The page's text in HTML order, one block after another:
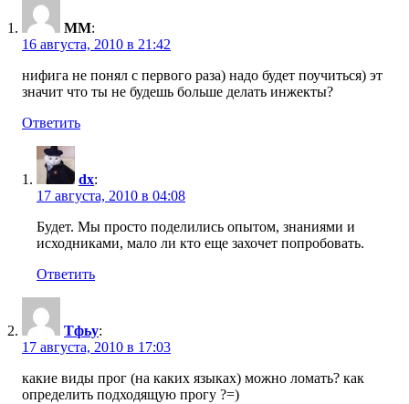
ММ:
16 августа, 2010 в 21:42
нифига не понял с первого раза) надо будет поучиться) эт
значит что ты не будешь больше делать инжекты?
Ответить
dx:
17 августа, 2010 в 04:08
Будет. Мы просто поделились опытом, знаниями и
исходниками, мало ли кто еще захочет попробовать.
Ответить
Тфьу:
17 августа, 2010 в 17:03
какие виды прог (на каких языках) можно ломать? как
определить подходящую прогу ?=)